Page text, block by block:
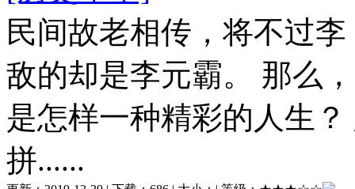
民间故老相传，将不过
敌的却是李元霸。 那么
是怎样一种精彩的人生
拼......